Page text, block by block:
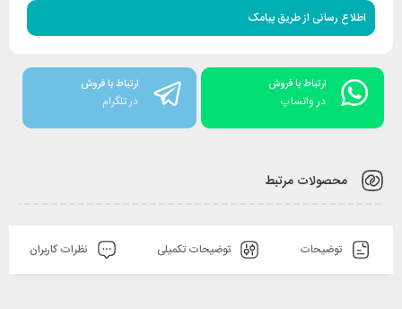
اطلاع رسانی از طریق پیامک
ارتباط با فروش
در واتساپ
ارتباط با فروش
در تلگرام
محصولات مرتبط
توضیحات توضیحات تکمیلی نظرات کاربران